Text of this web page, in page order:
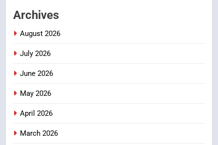
Archives
August 2026
July 2026
June 2026
May 2026
April 2026
March 2026